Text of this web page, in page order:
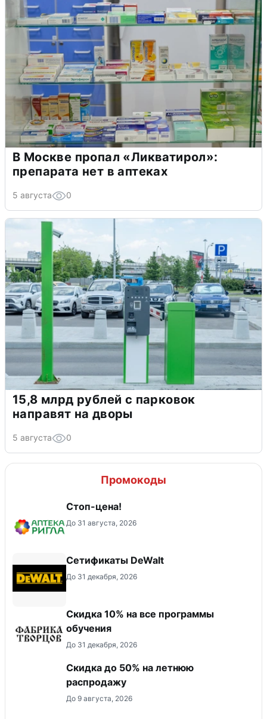
В Москве пропал «Ликватирол»:
препарата нет в аптеках
5 августа 0
15,8 млрд рублей с парковок
направят на дворы
5 августа 0
Промокоды
Стоп-цена!
До 31 августа, 2026
Сетификаты DeWalt
До 31 декабря, 2026
Скидка 10% на все программы
обучения
До 31 декабря, 2026
Скидка до 50% на летнюю
распродажу
До 9 августа, 2026